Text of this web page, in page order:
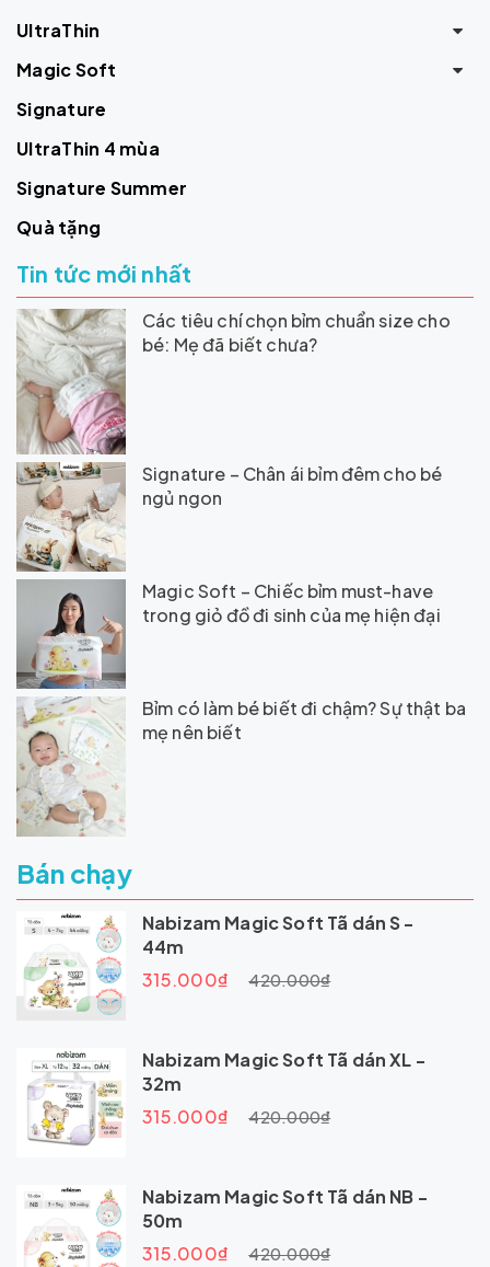
UltraThin
Magic Soft
Signature
UltraThin 4 mùa
Signature Summer
Quà tặng
Tin tức mới nhất
Các tiêu chí chọn bỉm chuẩn size cho
bé: Mẹ đã biết chưa?
Signature – Chân ái bỉm đêm cho bé
ngủ ngon
Magic Soft – Chiếc bỉm must-have
trong giỏ đồ đi sinh của mẹ hiện đại
Bỉm có làm bé biết đi chậm? Sự thật ba
mẹ nên biết
Bán chạy
Nabizam Magic Soft Tã dán S -
44m
315.000₫
420.000₫
Nabizam Magic Soft Tã dán XL -
32m
315.000₫
420.000₫
Nabizam Magic Soft Tã dán NB -
50m
315.000₫
420.000₫